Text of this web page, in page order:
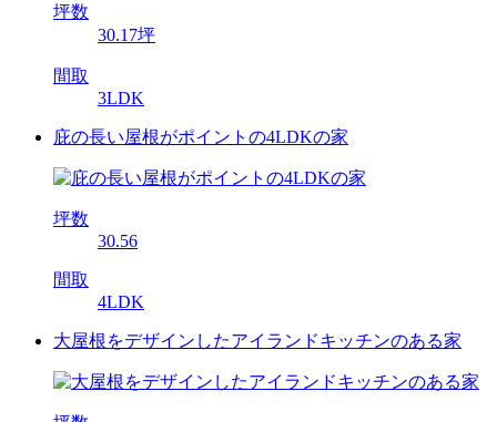
坪数
30.17坪
間取
3LDK
庇の長い屋根がポイントの4LDKの家
坪数
30.56
間取
4LDK
大屋根をデザインしたアイランドキッチンのある家